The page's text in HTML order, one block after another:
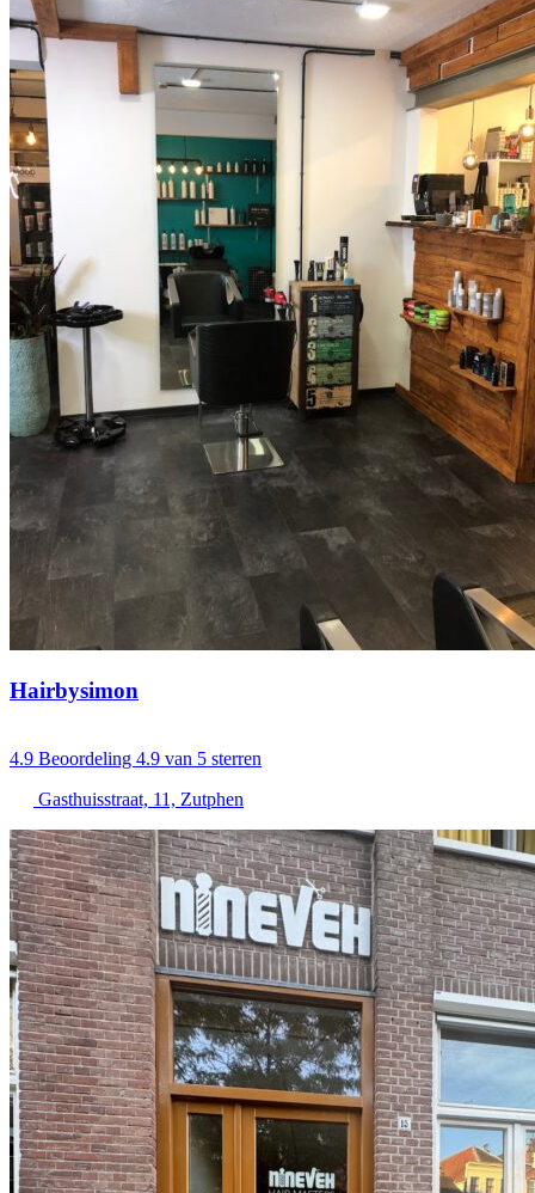
Hairbysimon
4.9 Beoordeling 4.9 van 5 sterren
Gasthuisstraat, 11, Zutphen